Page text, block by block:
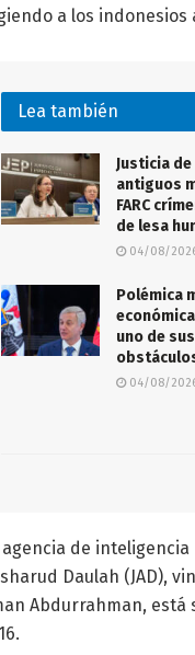
a los indonesios
Lea también
Justicia de
antiguos
FARC
de lesa
04/08/
Polémica
uno de
04/08/
agencia de
Daulah (JAD),
Abdurrahman,